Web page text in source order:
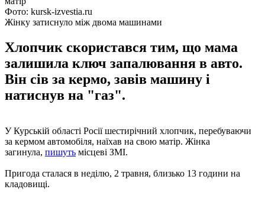
Фото: kursk-izvestia.ru
Жінку затиснуло між двома машинами
Хлопчик скористався тим, що мама
залишила ключ запалювання в авто.
Він сів за кермо, завів машину і
натиснув на "газ".
У Курській області Росії шестирічний хлопчик, перебуваючи
за кермом автомобіля, наїхав на свою матір. Жінка
загинула, пишуть місцеві ЗМІ.
Пригода сталася в неділю, 2 травня, близько 13 години на
кладовищі.